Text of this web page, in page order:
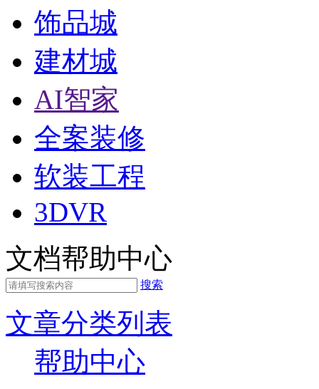
饰品城
建材城
AI智家
全案装修
软装工程
3DVR
文档帮助中心
搜索
文章分类列表
帮助中心